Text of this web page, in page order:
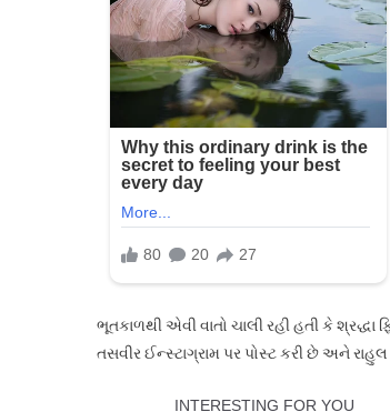
ભૂતકાળથી એવી વાતો ચાલી રહી હતી કે
તસવીર ઈન્સ્ટાગ્રામ પર પોસ્ટ કરી છે અને